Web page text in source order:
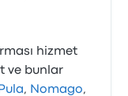
hizmet
ve bunlar
, Nomago,